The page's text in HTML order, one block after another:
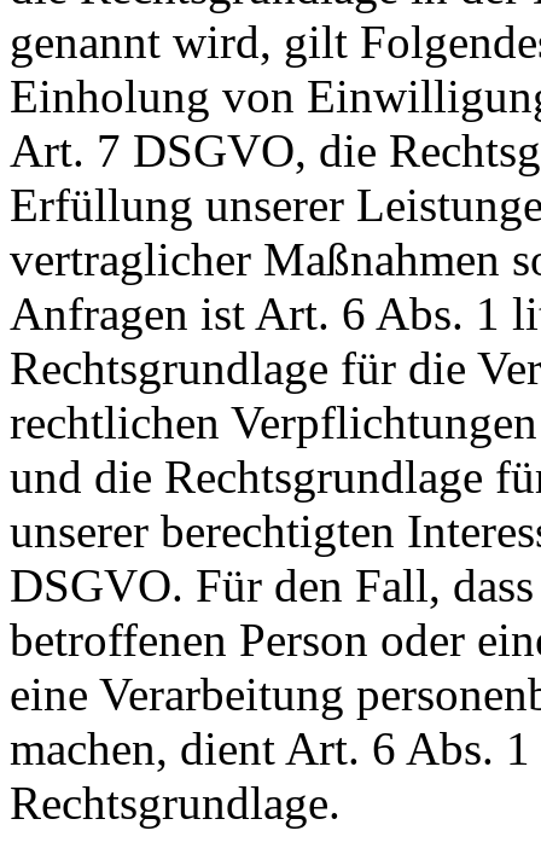
genannt wird, gilt
Einholung von
Art. 7 DSGVO, die
Erfüllung unserer
vertraglicher Maßnahmen
Anfragen ist Art. 6 Abs. 1
Rechtsgrundlage für die
rechtlichen
und die Rechtsgrundlage
unserer berechtigten
DSGVO. Für den Fall,
betroffenen Person oder
eine Verarbeitung
machen, dient Art. 6 Abs.
Rechtsgrundlage.